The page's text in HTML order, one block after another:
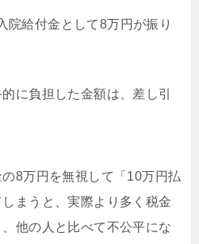
院給付金として8万円が振り
に負担した金額は、差し引
8万円を無視して「10万円払
まうと、実際より多く税金
他の人と比べて不公平にな